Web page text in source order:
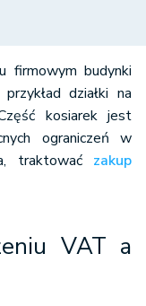
firmowym budynki
działki na
kosiarek jest
ograniczeń w
traktować zakup
VAT a